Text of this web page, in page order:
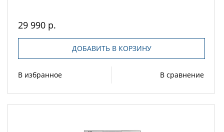
29 990 р.
ДОБАВИТЬ В КОРЗИНУ
В избранное В сравнение